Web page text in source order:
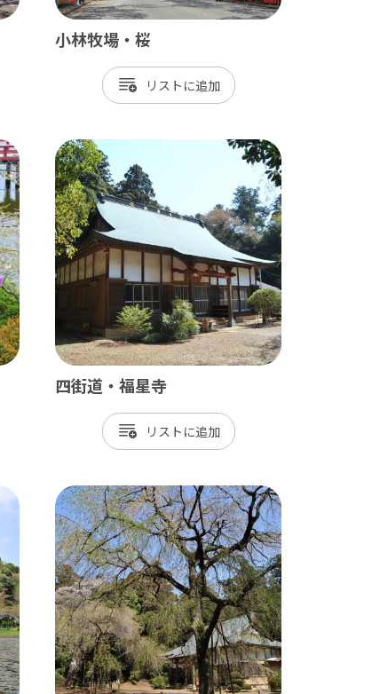
匝瑳市
山武市
大網白里市
横芝光町
一宮町
睦沢町
長生村
長柄町
長南町
小林牧場・桜
リスト
四街道・福星寺
リスト